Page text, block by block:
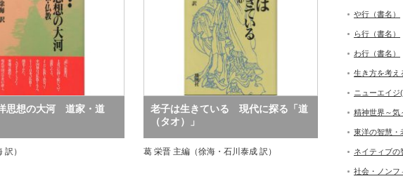
思想の大河 道家・道
）
老子は生きている 現代に探る「道
（タオ）」
葛 栄晋 主編（徐海・石川泰成 訳）
や行（書名）
ら行（書名）
わ行（書名）
生き方を考え
ニューエイジ(
精神世界～気
東洋の智慧・
ネイティブの
社会・ノンフ